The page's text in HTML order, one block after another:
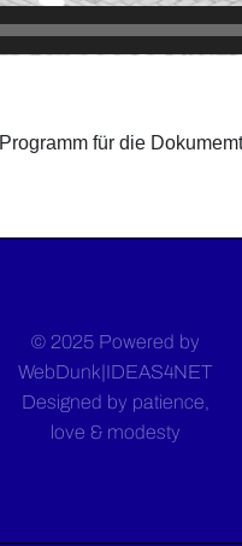
Programm für die
© 2025 Powered by
WebDunk|IDEAS4NET
Designed by patience,
love & modesty